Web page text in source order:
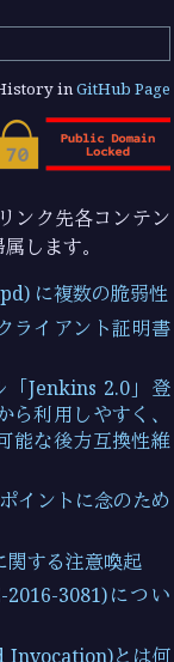
inGitHub Page
ンク先各コンテン
します。
に複数の脆弱性
ライアント証明書
Jenkins 2.0」登
利用しやすく、
能な後方互換性維
イントに念のため
する注意喚起
3081)につい
Invocation)とは何